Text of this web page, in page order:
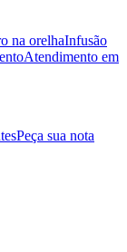
na orelhaInfusão
Atendimento em
Peça sua nota